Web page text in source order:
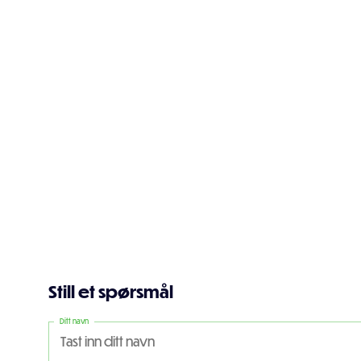
Still et spørsmål
Ditt navn